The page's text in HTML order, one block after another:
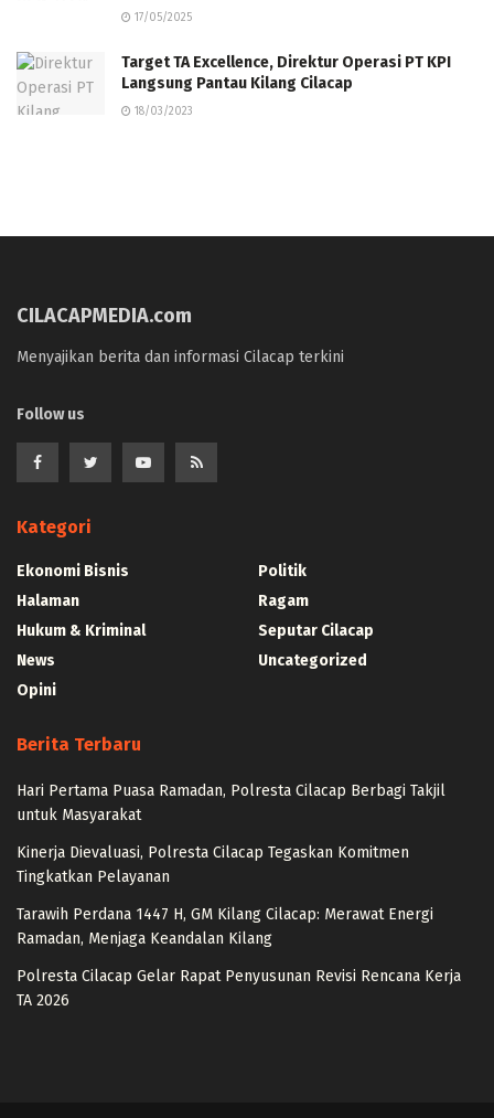
17/05/2025
Target TA Excellence, Direktur Operasi PT KPI
Langsung Pantau Kilang Cilacap
18/03/2023
CILACAPMEDIA.com
Menyajikan berita dan informasi Cilacap terkini
Follow us
Kategori
Ekonomi Bisnis
Halaman
Hukum & Kriminal
News
Opini
Politik
Ragam
Seputar Cilacap
Uncategorized
Berita Terbaru
Hari Pertama Puasa Ramadan, Polresta Cilacap Berbagi Takjil
untuk Masyarakat
Kinerja Dievaluasi, Polresta Cilacap Tegaskan Komitmen
Tingkatkan Pelayanan
Tarawih Perdana 1447 H, GM Kilang Cilacap: Merawat Energi
Ramadan, Menjaga Keandalan Kilang
Polresta Cilacap Gelar Rapat Penyusunan Revisi Rencana Kerja
TA 2026